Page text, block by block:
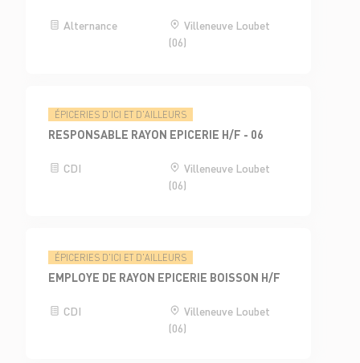
Alternance
Villeneuve Loubet
(06)
ÉPICERIES D'ICI ET D'AILLEURS
RESPONSABLE RAYON EPICERIE H/F - 06
CDI
Villeneuve Loubet
(06)
ÉPICERIES D'ICI ET D'AILLEURS
EMPLOYE DE RAYON EPICERIE BOISSON H/F
CDI
Villeneuve Loubet
(06)